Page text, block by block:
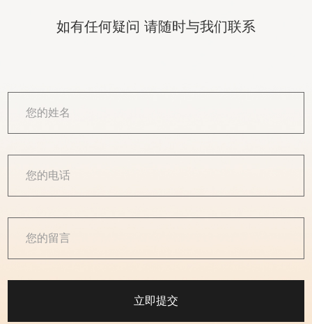
如有任何疑问 请随时与我们联系
立即提交